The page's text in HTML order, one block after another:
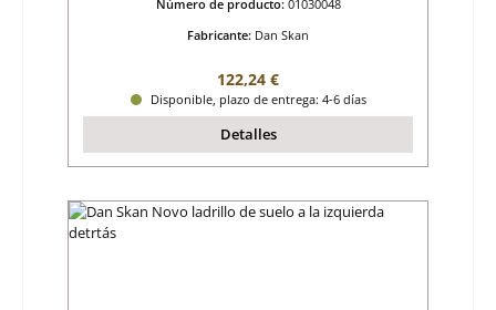
Número de producto: 01030048
Fabricante: Dan Skan
Precio normal:
122,24 €
Disponible, plazo de entrega: 4-6 días
Detalles